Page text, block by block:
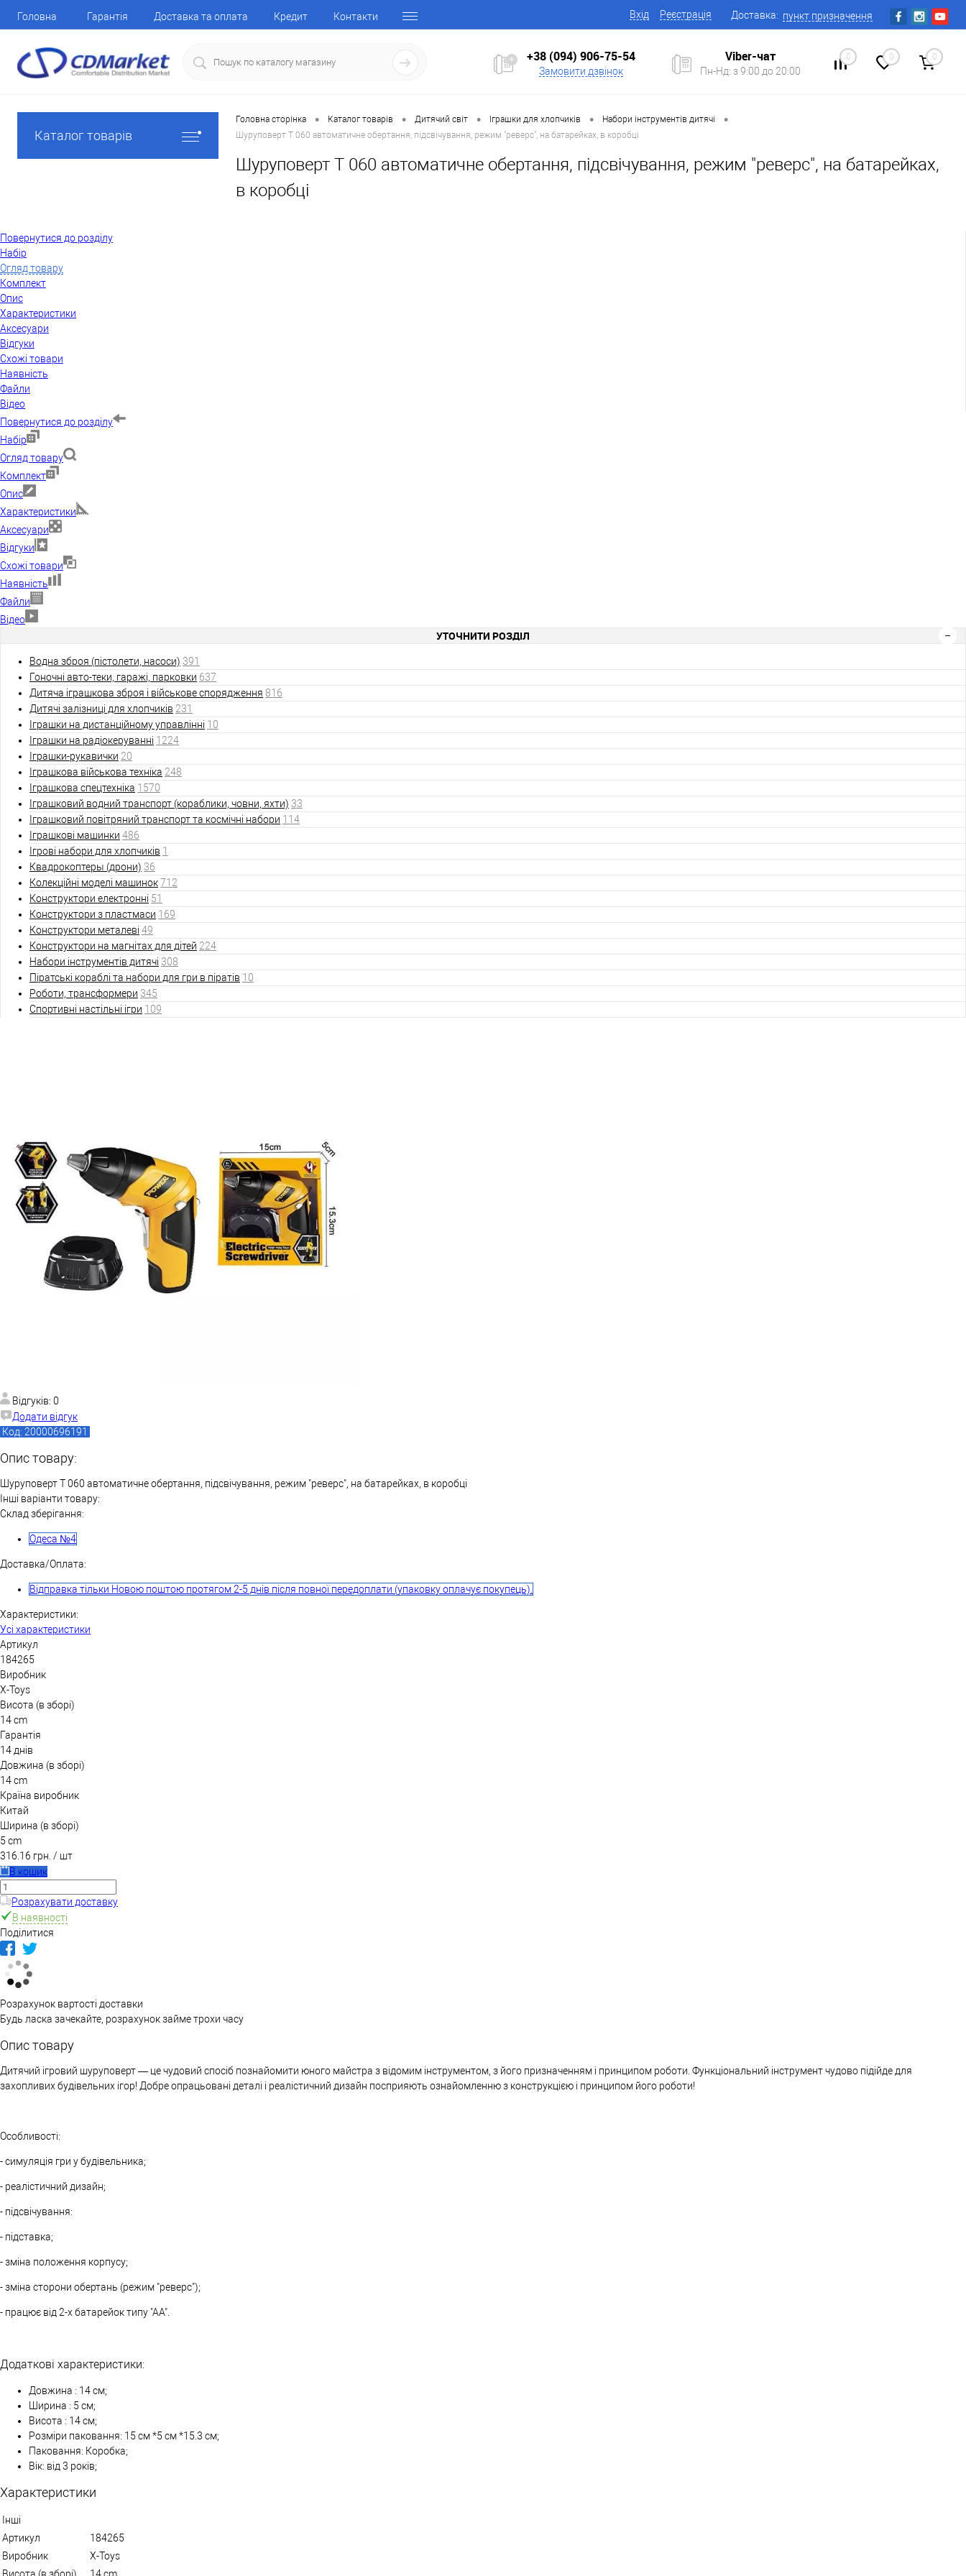
Головна Гарантія Доставка та оплата Кредит Контакти Вхід Реєстрація Доставка: пункт призначення
+38 (094) 906-75-54
Замовити дзвінок
Viber-чат
Пн-Нд: з 9:00 до 20:00
0 0 0
Каталог товарів
Головна сторінка • Каталог товарів • Дитячий світ • Іграшки для хлопчиків • Набори інструментів дитячі •
Шуруповерт T 060 автоматичне обертання, підсвічування, режим "реверс", на батарейках, в коробці
Шуруповерт T 060 автоматичне обертання, підсвічування, режим "реверс", на батарейках,
в коробці
Повернутися до розділу
Набір
Огляд товару
Комплект
Опис
Характеристики
Аксесуари
Відгуки
Схожі товари
Наявність
Файли
Відео
Повернутися до розділу
Набір
Огляд товару
Комплект
Опис
Характеристики
Аксесуари
Відгуки
Схожі товари
Наявність
Файли
Відео
УТОЧНИТИ РОЗДІЛ
Водна зброя (пістолети, насоси) 391
Гоночні авто-теки, гаражі, парковки 637
Дитяча іграшкова зброя і військове спорядження 816
Дитячі залізниці для хлопчиків 231
Іграшки на дистанційному управлінні 10
Іграшки на радіокеруванні 1224
Іграшки-рукавички 20
Іграшкова військова техніка 248
Іграшкова спецтехніка 1570
Іграшковий водний транспорт (кораблики, човни, яхти) 33
Іграшковий повітряний транспорт та космічні набори 114
Іграшкові машинки 486
Ігрові набори для хлопчиків 1
Квадрокоптеры (дрони) 36
Колекційні моделі машинок712
Конструктори електронні 51
Конструктори з пластмаси 169
Конструктори металеві 49
Конструктори на магнітах для дітей 224
Набори інструментів дитячі 308
Піратські кораблі та набори для гри в піратів 10
Роботи, трансформери 345
Спортивні настільні ігри 109
Відгуків: 0
Додати відгук
Код: 20000696191
Опис товару:
Шуруповерт T 060 автоматичне обертання, підсвічування, режим "реверс", на батарейках, в коробці
Інші варіанти товару:
Склад зберігання:
Одеса №4
Доставка/Оплата:
Відправка тільки Новою поштою протягом 2-5 днів після повної передоплати (упаковку оплачує покупець).
Характеристики:
Усі характеристики
Артикул
184265
Виробник
X-Toys
Висота (в зборі)
14 cm
Гарантія
14 днів
Довжина (в зборі)
14 cm
Країна виробник
Китай
Ширина (в зборі)
5 cm
316.16 грн. / шт
В кошик
Розрахувати доставку
В наявності
Поділитися
Розрахунок вартості доставки
Будь ласка зачекайте, розрахунок займе трохи часу
Опис товару
Дитячий ігровий шуруповерт — це чудовий спосіб познайомити юного майстра з відомим інструментом, з його призначенням і принципом роботи. Функціональний інструмент чудово підійде для
захопливих будівельних ігор! Добре опрацьовані деталі і реалістичний дизайн посприяють ознайомленню з конструкцією і принципом його роботи!
Особливості:
- симуляція гри у будівельника;
- реалістичний дизайн;
- підсвічування:
- підставка;
- зміна положення корпусу;
- зміна сторони обертань (режим "реверс");
- працює від 2-х батарейок типу "АА".
Додаткові характеристики:
Довжина : 14 см;
Ширина : 5 см;
Висота : 14 см;
Розміри паковання: 15 см *5 см *15.3 см;
Паковання: Коробка;
Вік: від 3 років;
Характеристики
Інші
Артикул
184265
Виробник
X-Toys
Висота (в зборі)
14 cm